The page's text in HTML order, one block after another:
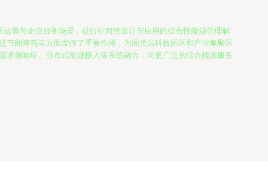
营与企业服务场景，进行针对性设计与应用的综合性能源管理解
能降耗等方面发挥了重要作用，为同类高科技园区和产业集聚区
侧响应、分布式能源接入等系统融合，向更广泛的综合能源服务